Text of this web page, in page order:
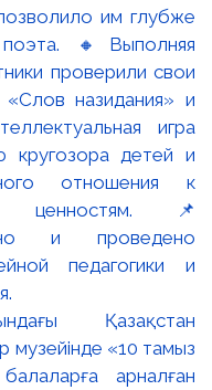
Қазақстан
музейінде «10 тамыз
арналған